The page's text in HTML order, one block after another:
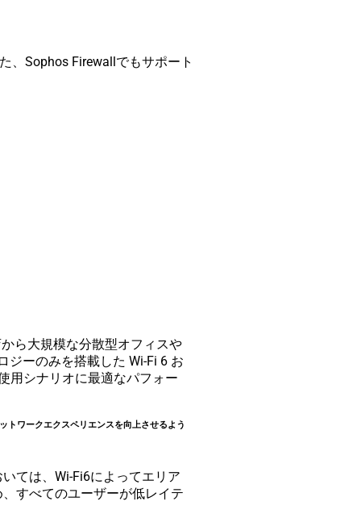
、Sophos Firewallでもサポート
ら大規模な分散型オフィスや
ジーのみを搭載した Wi-Fi 6 お
用シナリオに最適なパフォー
トワークエクスペリエンスを向上させるよう
ては、Wi-Fi6によってエリア
すべてのユーザーが低レイテ